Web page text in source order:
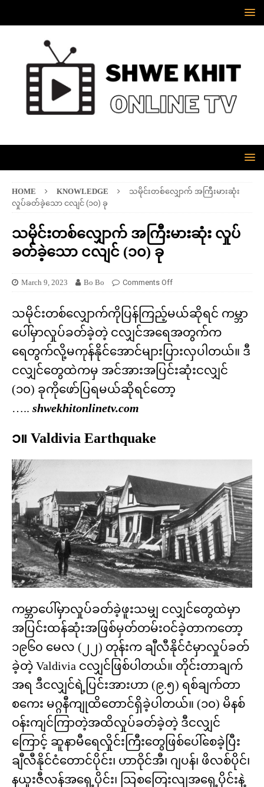
HOME KNOWLEDGE
သမိုင်းတစ်လျှောက် အကြီးမားဆုံး
လှုပ်ခတ်ခဲ့သော ငလျင် (၁၀) ခု
သမိုင်းတစ်လျှောက် အကြီးမားဆုံး လှုပ်
ခတ်ခဲ့သော ငလျင် (၁၀) ခု
March 9, 2023 Bo Bo Comments Off
သမိုင်းတစ်လျှောက်ကိုပြန်ကြည့်မယ်ဆိုရင် ကမ္ဘာ
ပေါ်မှာလှုပ်ခတ်ခဲ့တဲ့ ငလျှင်အရေအတွက်က
ရေတွက်လို့မကုန်နိုင်အောင်များပြားလှပါတယ်။ ဒီ
ငလျှင်တွေထဲကမှ အင်အားအပြင်းဆုံးငလျှင်
(၁၀) ခုကိုဖော်ပြရမယ်ဆိုရင်တော့
….. shwekhitonlinetv.com
၁။ Valdivia Earthquake
ကမ္ဘာပေါ်မှာလှုပ်ခတ်ခဲ့ဖူးသမျှ ငလျှင်တွေထဲမှာ
အပြင်းထန်ဆုံးအဖြစ်မှတ်တမ်းဝင်ခဲ့တာကတော့
၁၉၆၀ မေလ (၂၂) တုန်းက ချီလီနိုင်ငံမှာလှုပ်ခတ်
ခဲ့တဲ့ Valdivia ငလျှင်ဖြစ်ပါတယ်။ တိုင်းတာချက်
အရ ဒီငလျှင်ရဲ့ပြင်းအားဟာ (၉.၅) ရစ်ချက်တာ
စကေး မဂ္ဂနီကျုထိတောင်ရှိခဲ့ပါတယ်။ (၁၀) မိနစ်
ဝန်းကျင်ကြာတဲ့အထိလှုပ်ခတ်ခဲ့တဲ့ ဒီငလျှင်
ကြောင့် ဆူနာမီရေလှိုင်းကြီးတွေဖြစ်ပေါ်စေခဲ့ပြီး
ချီလီနိုင်ငံတောင်ပိုင်း၊ ဟာဝိုင်အီ၊ ဂျပန်၊ ဖိလစ်ပိုင်၊
နယူးဇီလန်အရှေ့ပိုင်း၊ သြစတြေးလျအရှေ့ပိုင်းနဲ့